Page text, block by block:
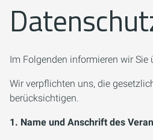
Im Folgenden informieren wir
Wir verpflichten uns, die
berücksichtigen.
1. Name und Anschrift des